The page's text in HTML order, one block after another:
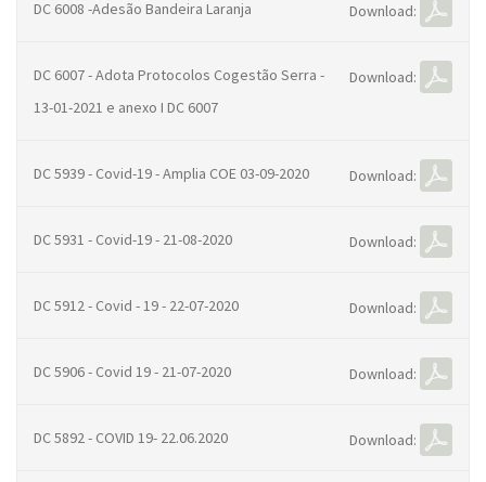
DC 6008 -Adesão Bandeira Laranja Download:
DC 6007 - Adota Protocolos Cogestão Serra -
13-01-2021 e anexo I DC 6007
Download:
DC 5939 - Covid-19 - Amplia COE 03-09-2020 Download:
DC 5931 - Covid-19 - 21-08-2020 Download:
DC 5912 - Covid - 19 - 22-07-2020 Download:
DC 5906 - Covid 19 - 21-07-2020 Download:
DC 5892 - COVID 19- 22.06.2020 Download: